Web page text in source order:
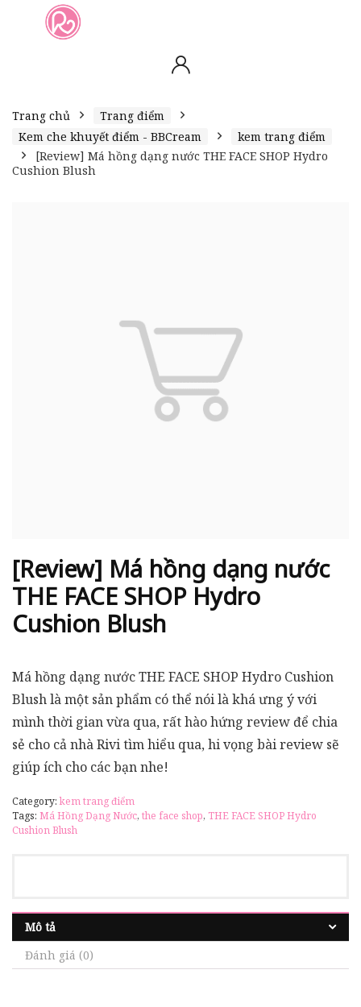
Trang chủ
Trang điểm
Kem che khuyết điểm - BBCream
kem trang điểm
[Review] Má hồng dạng nước THE FACE SHOP Hydro
Cushion Blush
[Review] Má hồng dạng nước
THE FACE SHOP Hydro
Cushion Blush
Má hồng dạng nước THE FACE SHOP Hydro Cushion
Blush là một sản phẩm có thể nói là khá ưng ý với
mình thời gian vừa qua, rất hào hứng review để chia
sẻ cho cả nhà Rivi tìm hiểu qua, hi vọng bài review sẽ
giúp ích cho các bạn nhe!
Category:kem trang điểm
Tags: Má Hồng Dạng Nước, the face shop, THE FACE SHOP Hydro
Cushion Blush
Mô tả
Đánh giá (0)